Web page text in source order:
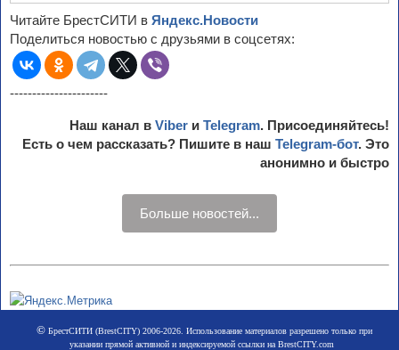
Читайте БрестСИТИ в Яндекс.Новости
Поделиться новостью с друзьями в соцсетях:
----------------------
Наш канал в Viber и Telegram. Присоединяйтесь!
Есть о чем рассказать? Пишите в наш Telegram-бот. Это
анонимно и быстро
Больше новостей...
©БрестСИТИ (BrestCITY) 2006-2026. Использование материалов разрешено только при
указании прямой активной и индексируемой ссылки на BrestCITY.com